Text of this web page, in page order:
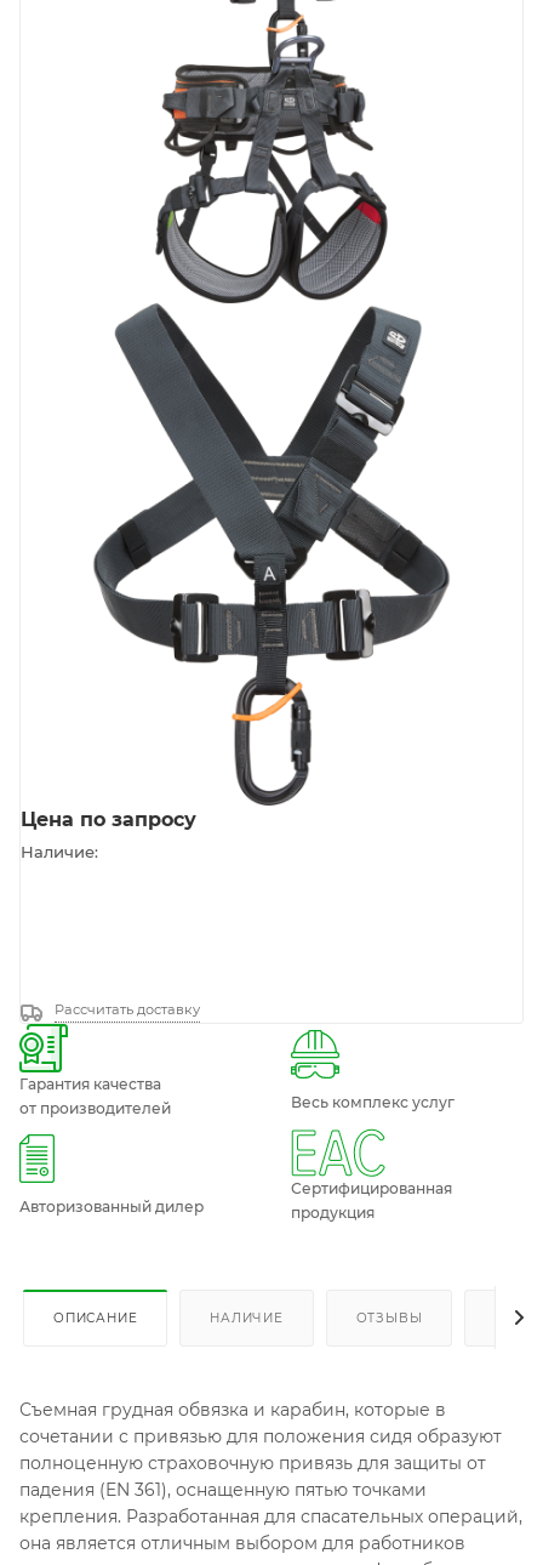
Цена по запросу
Наличие:
Рассчитать доставку
Гарантия качества
от производителей
Весь комплекс услуг
Авторизованный дилер
Сертифицированная
продукция
ОПИСАНИЕ НАЛИЧИЕ ОТЗЫВЫ КАК
Съемная грудная обвязка и карабин, которые в
сочетании с привязью для положения сидя образуют
полноценную страховочную привязь для защиты от
падения (EN 361), оснащенную пятью точками
крепления. Разработанная для спасательных операций,
она является отличным выбором для работников